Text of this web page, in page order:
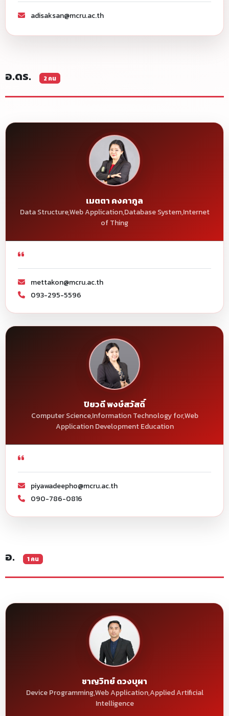
adisaksan@mcru.ac.th
อ.ดร. 2 คน
เมตตา คงคากูล
Data Structure,Web Application,Database System,Internet
of Thing
mettakon@mcru.ac.th
093-295-5596
ปิยวดี พงษ์สวัสดิ์
Computer Science,Information Technology for,Web
Application Development Education
piyawadeepho@mcru.ac.th
090-786-0816
อ. 1 คน
ชาญวิทย์ ดวงบุผา
Device Programming,Web Application,Applied Artificial
Intelligence